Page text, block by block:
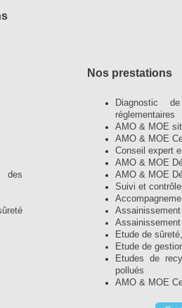
des
Nos prestations
Diagnostic
réglementaires
AMO & MOE
AMO & MOE
Conseil expert
AMO & MOE
AMO & MOE
Suivi et
Etude de
Etude de
Etudes de
pollués
AMO & MOE